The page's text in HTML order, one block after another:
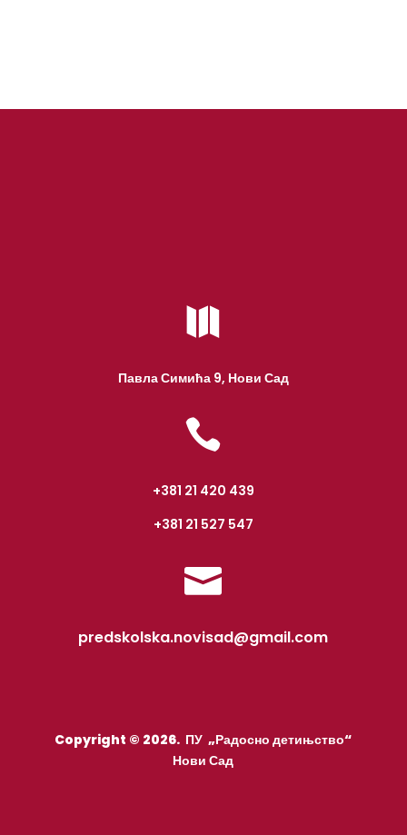

Павла Симића 9, Нови Сад

+381 21 420 439
+381 21 527 547

predskolska.novisad@gmail.com
Copyright © 2026. ПУ „Радосно детињство“
Нови Сад